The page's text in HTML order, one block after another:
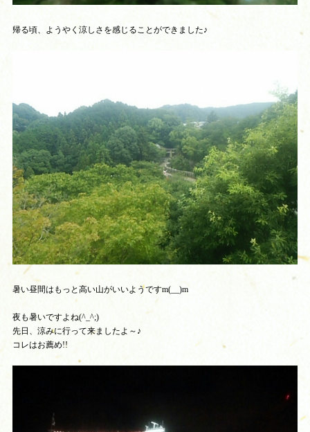
帰る頃、ようやく涼しさを感じることができました♪
暑い昼間はもっと高い山がいいようですm(__)m
夜も暑いですよね(^_^;)
先日、涼みに行って来ましたよ～♪
コレはお薦め!!